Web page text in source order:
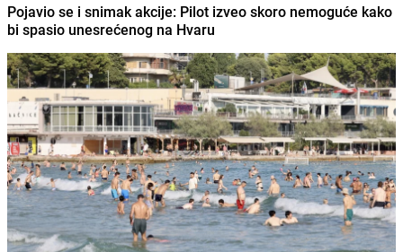
Pojavio se i snimak akcije: Pilot izveo skoro nemoguće kako
bi spasio unesrećenog na Hvaru